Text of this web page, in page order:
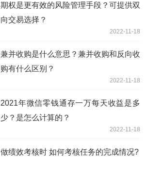
期权是更有效的风险管理手段？可提供双
向交易选择？
2022-11-18
兼并收购是什么意思？兼并收购和反向收
购有什么区别？
2022-11-18
2021年微信零钱通存一万每天收益是多
少？是怎么计算的？
2022-11-18
做绩效考核时 如何考核任务的完成情况?